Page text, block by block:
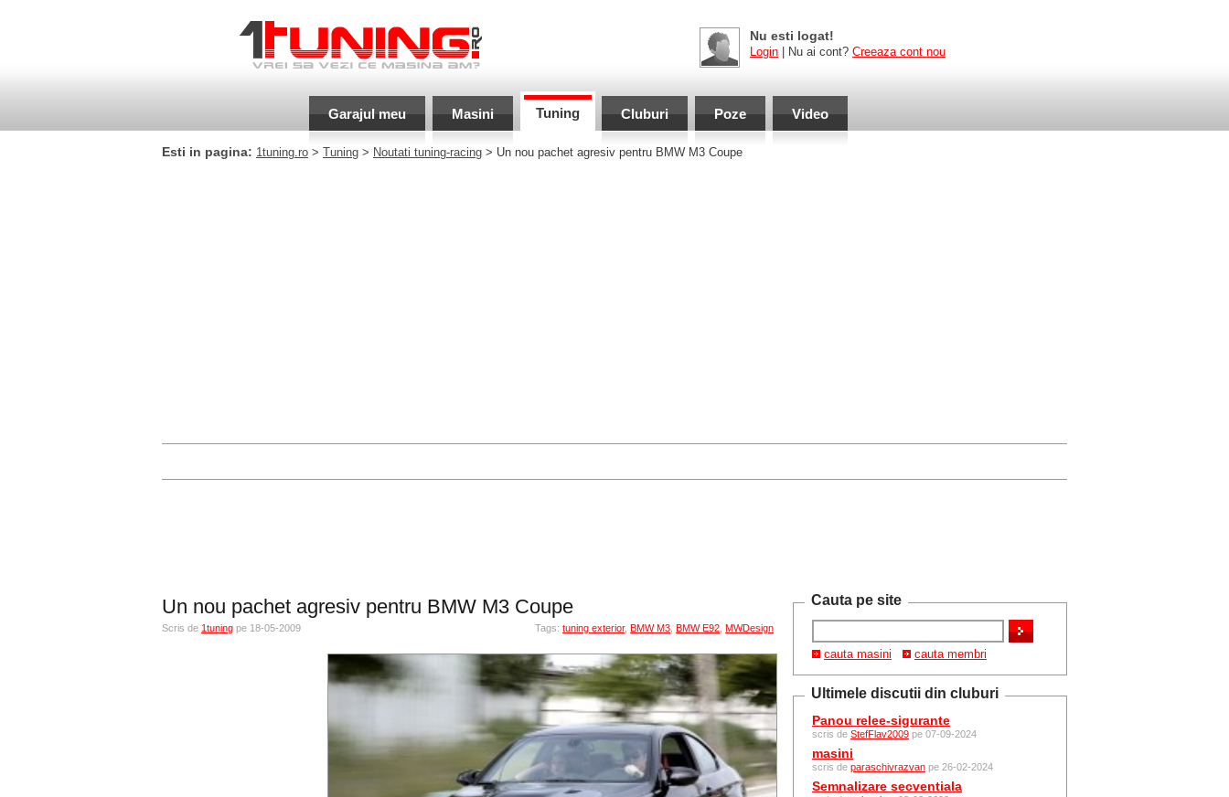
Nu esti logat!
Login | Nu ai cont? Creeaza cont nou
Garajul meu Masini Tuning Cluburi Poze Video
Esti in pagina: 1tuning.ro > Tuning > Noutati tuning-racing > Un nou pachet agresiv pentru BMW M3 Coupe
Cauta pe site
cauta masini cauta membri
Ultimele discutii din cluburi
Panou relee-sigurante
scris de StefFlav2009 pe 07-09-2024
masini
scris de paraschivrazvan pe 26-02-2024
Semnalizare secventiala
Un nou pachet agresiv pentru BMW M3 Coupe
Scris de 1tuning pe 18-05-2009 Tags: tuning exterior, BMW M3 BMW E92 MWDesign